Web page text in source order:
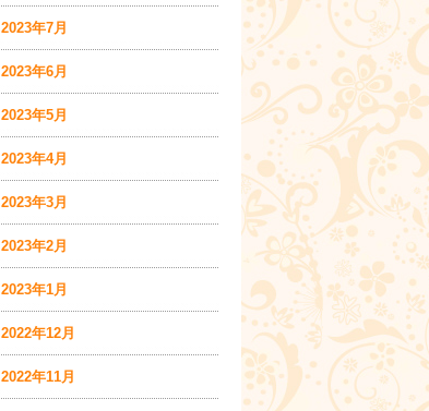
2023年7月
2023年6月
2023年5月
2023年4月
2023年3月
2023年2月
2023年1月
2022年12月
2022年11月